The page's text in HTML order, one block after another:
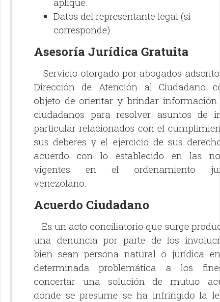
Datos del representante legal (si
corresponde).
Asesoría Jurídica Gratuita
Servicio otorgado por abogados
Dirección de Atención al Ciudadano
objeto de orientar y brindar
ciudadanos para resolver asuntos de
particular relacionados con el
sus deberes y el ejercicio de sus
acuerdo con lo establecido en las
vigentes en el ordenamiento
venezolano.
Acuerdo Ciudadano
Es un acto conciliatorio que surge
una denuncia por parte de los
bien sean persona natural o jurídica
determinada problemática a los
concertar una solución de mutuo
dónde se presume se ha infringido la